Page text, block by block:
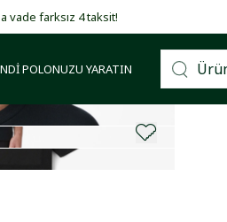
vade farksız 4 taksit!
POLONUZU YARATIN